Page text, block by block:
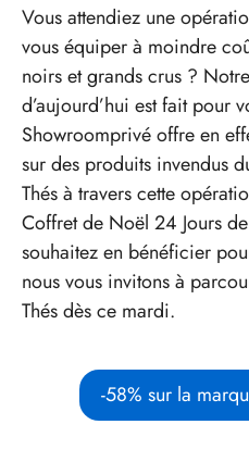
Vous attendiez une
vous équiper à moindre
noirs et grands crus ?
d’aujourd’hui est fait pour
Showroomprivé offre en
sur des produits invendus
Thés à travers cette
Coffret de Noël 24 Jours
souhaitez en bénéficier
nous vous invitons à
Thés dès ce mardi.
-58% sur la